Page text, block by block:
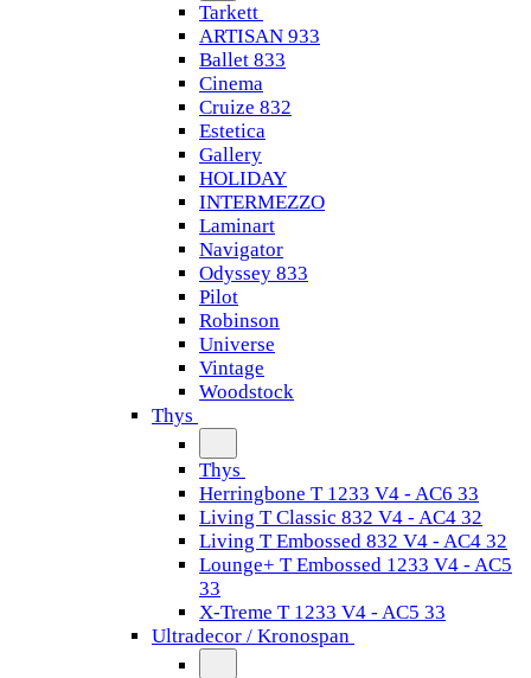
Tarkett
ARTISAN 933
Ballet 833
Cinema
Cruize 832
Estetica
Gallery
HOLIDAY
INTERMEZZO
Laminart
Navigator
Odyssey 833
Pilot
Robinson
Universe
Vintage
Woodstock
Thys
Thys
Herringbone T 1233 V4 - AC6 33
Living T Classic 832 V4 - AC4 32
Living T Embossed 832 V4 - AC4 32
Lounge+ T Embossed 1233 V4 - AC5
33
X-Treme T 1233 V4 - AC5 33
Ultradecor / Kronospan